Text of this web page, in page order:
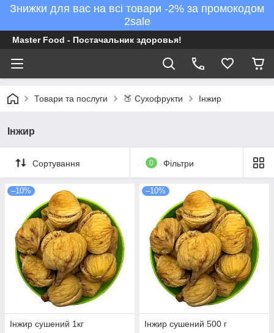
Знижки для вас на всі товари -2% за промокодом
2sale
Master Food - Постачальник здоровья!
Товари та послуги 🍑 Сухофрукти Інжир
Інжир
Сортування 0 Фільтри
–10%
Інжир сушений 1кг
–10%
Інжир сушений 500 г